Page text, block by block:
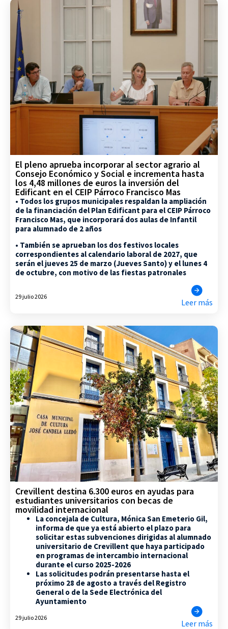
El pleno aprueba incorporar al sector agrario al
Consejo Económico y Social e incrementa hasta
los 4,48 millones de euros la inversión del
Edificant en el CEIP Párroco Francisco Mas
• Todos los grupos municipales respaldan la ampliación
de la financiación del Plan Edificant para el CEIP Párroco
Francisco Mas, que incorporará dos aulas de Infantil
para alumnado de 2 años
• También se aprueban los dos festivos locales
correspondientes al calendario laboral de 2027, que
serán el jueves 25 de marzo (Jueves Santo) y el lunes 4
de octubre, con motivo de las fiestas patronales
29 julio 2026
Leer más
Crevillent destina 6.300 euros en ayudas para
estudiantes universitarios con becas de
movilidad internacional
La concejala de Cultura, Mónica San Emeterio Gil,
informa de que ya está abierto el plazo para
solicitar estas subvenciones dirigidas al alumnado
universitario de Crevillent que haya participado
en programas de intercambio internacional
durante el curso 2025-2026
Las solicitudes podrán presentarse hasta el
próximo 28 de agosto a través del Registro
General o de la Sede Electrónica del
Ayuntamiento
29 julio 2026
Leer más